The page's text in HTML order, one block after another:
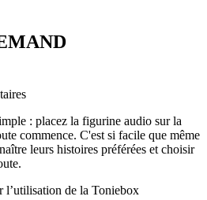
: placez la figurine audio sur la
commence. C'est si facile que même
leurs histoires préférées et choisir
l’utilisation de la Toniebox